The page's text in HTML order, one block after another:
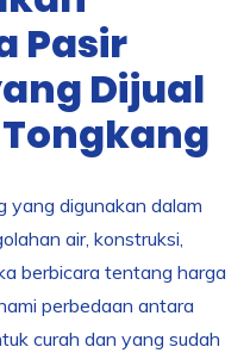
Pasir
Dijual
yang digunakan dalam
air, konstruksi,
berbicara tentang harga
perbedaan antara
curah dan yang sudah